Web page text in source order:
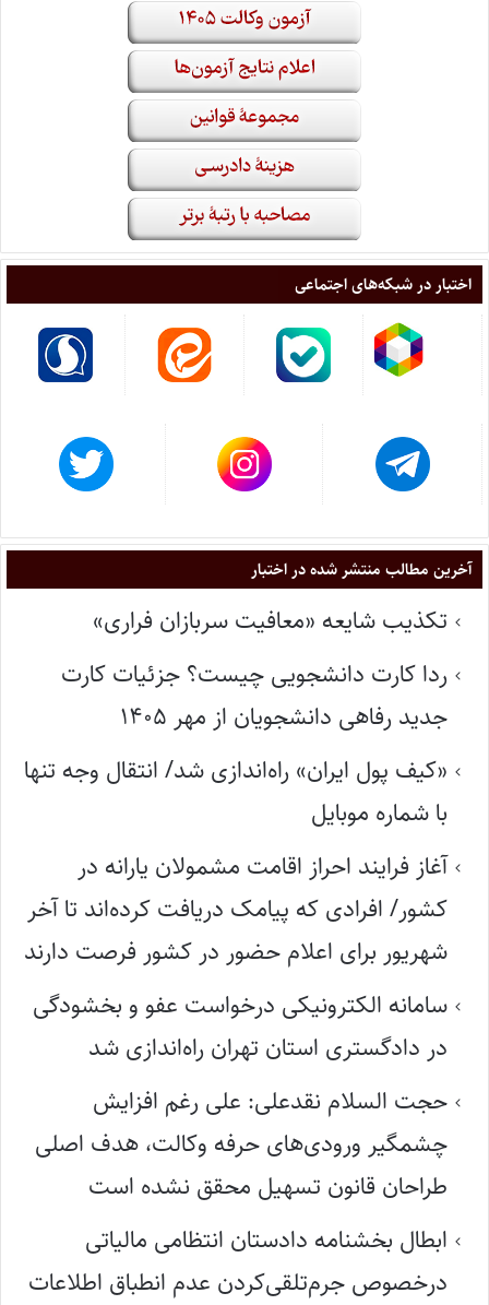
اختبار در شبکه‌های اجتماعی
آخرین مطالب منتشر شده در اختبار
تکذیب شایعه «معافیت سربازان فراری»
ردا کارت دانشجویی چیست؟ جزئیات کارت
جدید رفاهی دانشجویان از مهر ۱۴۰۵
«کیف پول ایران» راه‌اندازی شد/ انتقال وجه تنها
با شماره موبایل
آغاز فرایند احراز اقامت مشمولان یارانه در
کشور/ افرادی که پیامک دریافت کرده‌اند تا آخر
شهریور برای اعلام حضور در کشور فرصت دارند
سامانه الکترونیکی درخواست عفو و بخشودگی
در دادگستری استان تهران راه‌اندازی شد
حجت السلام نقدعلی: علی رغم افزایش
چشمگیر ورودی‌های حرفه وکالت، هدف اصلی
طراحان قانون تسهیل محقق نشده است
ابطال بخشنامه دادستان انتظامی مالیاتی
درخصوص جرم‌تلقی‌کردن عدم انطباق اطلاعات